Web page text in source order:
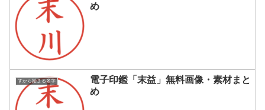
め
すから始まる名字
電子印鑑「末益」無料画像・素材まと
め